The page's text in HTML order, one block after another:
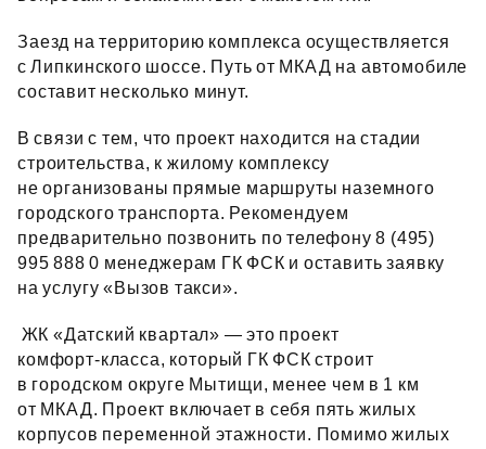
Заезд на территорию комплекса осуществляется
с Липкинского шоссе. Путь от МКАД на автомобиле
составит несколько минут.
В связи с тем, что проект находится на стадии
строительства, к жилому комплексу
не организованы прямые маршруты наземного
городского транспорта. Рекомендуем
предварительно позвонить по телефону 8 (495)
995 888 0 менеджерам ГК ФСК и оставить заявку
на услугу «Вызов такси».
ЖК «Датский квартал» — это проект
комфорт‑класса, который ГК ФСК строит
в городском округе Мытищи, менее чем в 1 км
от МКАД. Проект включает в себя пять жилых
корпусов переменной этажности. Помимо жилых